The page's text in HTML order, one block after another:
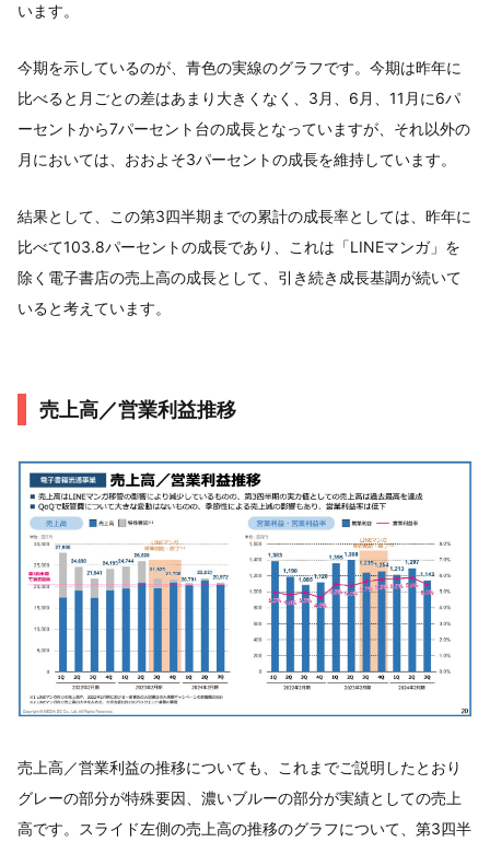
います。
今期を示しているのが、青色の実線のグラフです。今期は昨年に
比べると月ごとの差はあまり大きくなく、3月、6月、11月に6パ
ーセントから7パーセント台の成長となっていますが、それ以外の
月においては、おおよそ3パーセントの成長を維持しています。
結果として、この第3四半期までの累計の成長率としては、昨年に
比べて103.8パーセントの成長であり、これは「LINEマンガ」を
除く電子書店の売上高の成長として、引き続き成長基調が続いて
いると考えています。
売上高／営業利益推移
売上高／営業利益の推移についても、これまでご説明したとおり
グレーの部分が特殊要因、濃いブルーの部分が実績としての売上
高です。スライド左側の売上高の推移のグラフについて、第3四半